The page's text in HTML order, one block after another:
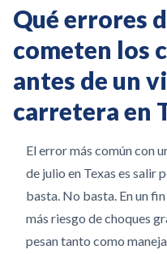
Qué errores
cometen los
antes de un
carretera en
El error más común con
de julio en Texas es salir
basta. No basta. En un
más riesgo de choques
pesan tanto como